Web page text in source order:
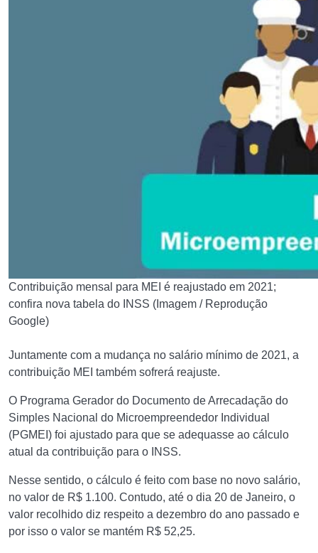
Contribuição mensal para MEI é reajustado em 2021;
confira nova tabela do INSS (Imagem / Reprodução
Google)
Juntamente com a mudança no salário mínimo de 2021, a
contribuição MEI também sofrerá reajuste.
O Programa Gerador do Documento de Arrecadação do
Simples Nacional do Microempreendedor Individual
(PGMEI) foi ajustado para que se adequasse ao cálculo
atual da contribuição para o INSS.
Nesse sentido, o cálculo é feito com base no novo salário,
no valor de R$ 1.100. Contudo, até o dia 20 de Janeiro, o
valor recolhido diz respeito a dezembro do ano passado e
por isso o valor se mantém R$ 52,25.